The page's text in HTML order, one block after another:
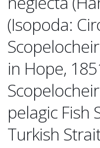
(Isopoda:
in Hope,
pelagic Fish
Turkish